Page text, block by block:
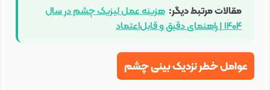
مقالات مرتبط دیگر: هزینه عمل لیزیک چشم در سال
۱۴۰۴ | راهنمای دقیق و قابل‌اعتماد
عوامل خطر نزدیک بینی چشم